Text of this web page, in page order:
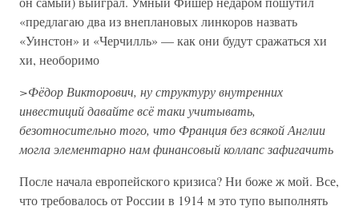
«предлагаю два из внеплановых линкоров назвать
«Уинстон» и «Черчилль» — как они будут сражаться хи
хи, необоримо
>Фёдор Викторович, ну структуру внутренних
инвестиций давайте всё таки учитывать,
безотносительно того, что Франция без всякой Англии
могла элементарно нам финансовый коллапс зафигачить
После начала европейского кризиса? Ни боже ж мой. Все,
что требовалось от России в 1914 м это тупо выполнять